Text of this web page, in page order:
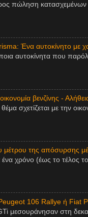
πώληση κατασχεμένων
Ένα αυτοκίνητο με
αυτοκίνητα που
βενζίνης -
σχετίζεται με την
μέτρου της απόσυρσης
ένα χρόνο (έως το τέλος
106 Rallye ή Fiat
μεσουράνησαν στη